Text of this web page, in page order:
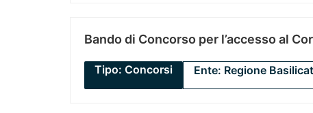
Bando di Concorso per l’accesso al
Tipo: Concorsi Ente: Regione